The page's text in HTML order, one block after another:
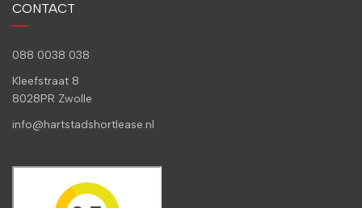
CONTACT
088 0038 038
Kleefstraat 8
8028PR Zwolle
info@hartstadshortlease.nl